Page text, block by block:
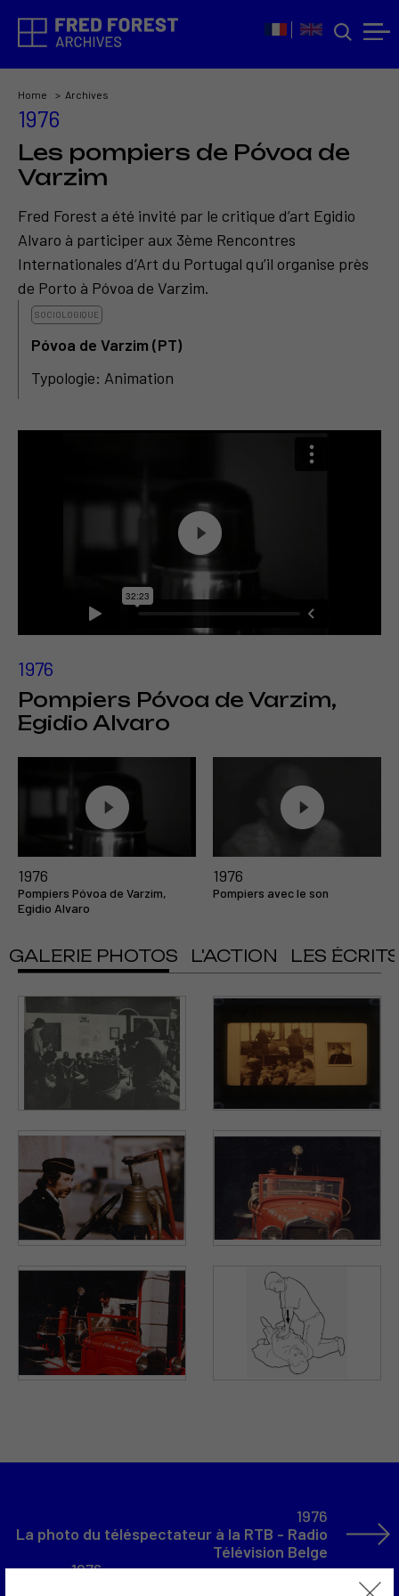
Home Archives
1976
Les pompiers de Póvoa de
Varzim
Fred Forest a été invité par le critique d’art Egidio
Alvaro à participer aux 3ème Rencontres
Internationales d’Art du Portugal qu’il organise près
de Porto à Póvoa de Varzim.
SOCIOLOGIQUE
Póvoa de Varzim (PT)
Typologie: Animation
1976
Pompiers Póvoa de Varzim,
Egidio Alvaro
1976
Pompiers Póvoa de Varzim,
Egidio Alvaro
1976
Pompiers avec le son
GALERIE PHOTOS L'ACTION LES ÉCRITS
1976
1976
La photo du téléspectateur à la RTB - Radio
Télévision Belge